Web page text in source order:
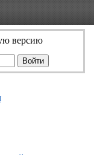
версию